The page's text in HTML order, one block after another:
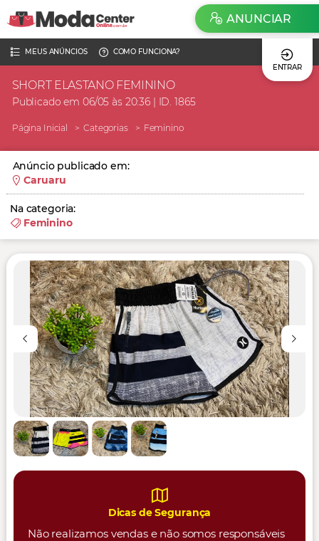
MEUS ANÚNCIOS
COMO FUNCIONA?
ENTRAR
ANUNCIAR
SHORT ELASTANO FEMININO
Publicado em 06/05 às 20:36 | ID. 1865
Página Inicial Categorias Feminino
Anúncio publicado em:
Caruaru
Na categoria:
Feminino
Dicas de Segurança
Não realizamos vendas e não somos responsáveis